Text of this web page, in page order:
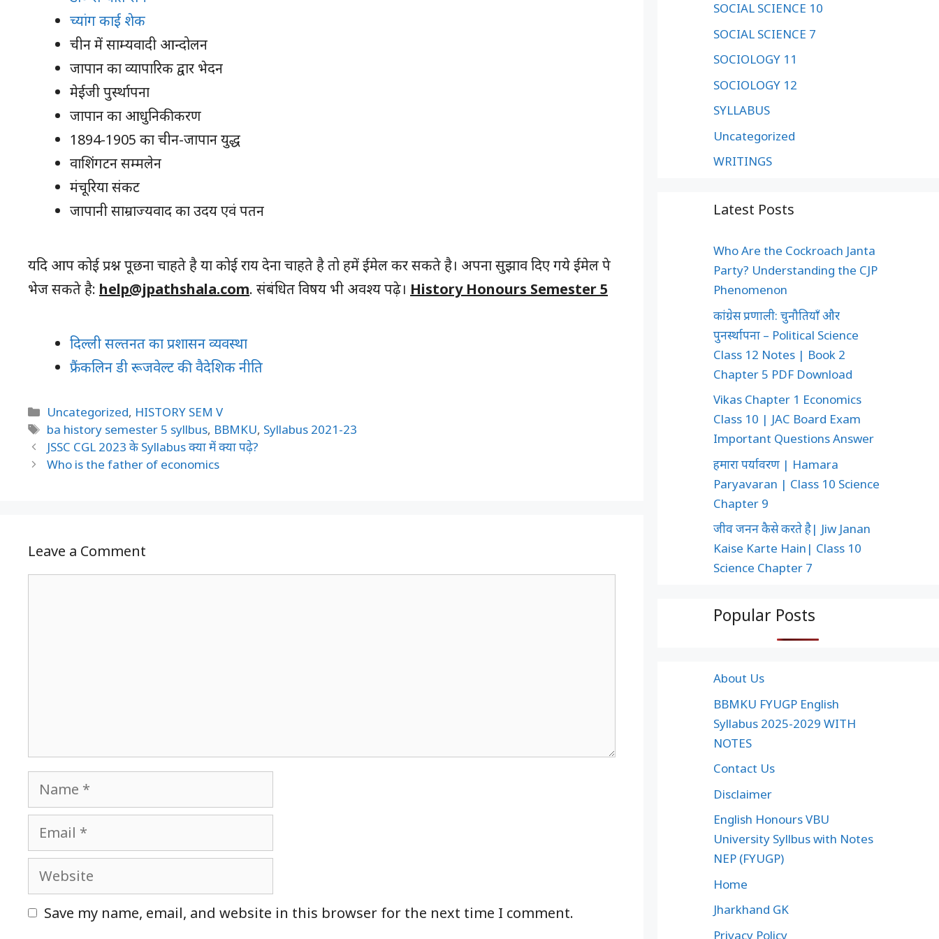
च्यांग काई शेक
चीन में साम्यवादी आन्दोलन
जापान का व्यापारिक द्वार भेदन
मेईजी पुर्स्थापना
जापान का आधुनिकीकरण
1894-1905 का चीन-जापान युद्ध
वाशिंगटन सम्मलेन
मंचूरिया संकट
जापानी साम्राज्यवाद का उदय एवं पतन
यदि आप कोई प्रश्न पूछना चाहते है या कोई राय देना चाहते है तो हमें ईमेल कर सकते है। अपना सुझाव दिए गये ईमेल पे
भेज सकते है: help@jpathshala.com. संबंधित विषय भी अवश्य पढ़े। History Honours Semester 5
दिल्ली सल्तनत का प्रशासन व्यवस्था
फ्रैंकलिन डी रूजवेल्ट की वैदेशिक नीति
Categories
Uncategorized, HISTORY SEM V
Tags
ba history semester 5 syllbus, BBMKU, Syllabus 2021-23
JSSC CGL 2023 के Syllabus क्या में क्या पढ़े?
Who is the father of economics
Leave a Comment
Name
Email
Website
Save my name, email, and website in this browser for the next time I comment.
SOCIAL SCIENCE 10
SOCIAL SCIENCE 7
SOCIOLOGY 11
SOCIOLOGY 12
SYLLABUS
Uncategorized
WRITINGS
Latest Posts
Who Are the Cockroach Janta
Party? Understanding the CJP
Phenomenon
कांग्रेस प्रणाली: चुनौतियाँ और
पुनर्स्थापना – Political Science
Class 12 Notes | Book 2
Chapter 5 PDF Download
Vikas Chapter 1 Economics
Class 10 | JAC Board Exam
Important Questions Answer
हमारा पर्यावरण | Hamara
Paryavaran | Class 10 Science
Chapter 9
जीव जनन कैसे करते है| Jiw Janan
Kaise Karte Hain| Class 10
Science Chapter 7
Popular Posts
About Us
BBMKU FYUGP English
Syllabus 2025-2029 WITH
NOTES
Contact Us
Disclaimer
English Honours VBU
University Syllbus with Notes
NEP (FYUGP)
Home
Jharkhand GK
Privacy Policy